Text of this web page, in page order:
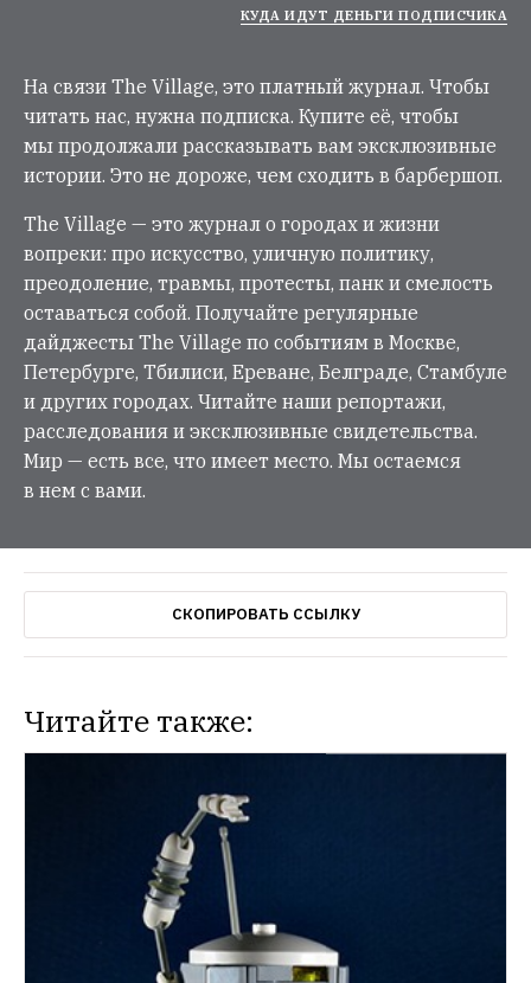
КУДА ИДУТ ДЕНЬГИ ПОДПИСЧИКА
На связи The Village, это платный журнал. Чтобы
читать нас, нужна подписка. Купите её, чтобы
мы продолжали рассказывать вам эксклюзивные
истории. Это не дороже, чем сходить в барбершоп.
The Village — это журнал о городах и жизни
вопреки: про искусство, уличную политику,
преодоление, травмы, протесты, панк и смелость
оставаться собой. Получайте регулярные
дайджесты The Village по событиям в Москве,
Петербурге, Тбилиси, Ереване, Белграде, Стамбуле
и других городах. Читайте наши репортажи,
расследования и эксклюзивные свидетельства.
Мир — есть все, что имеет место. Мы остаемся
в нем с вами.
СКОПИРОВАТЬ ССЫЛКУ
Читайте также: